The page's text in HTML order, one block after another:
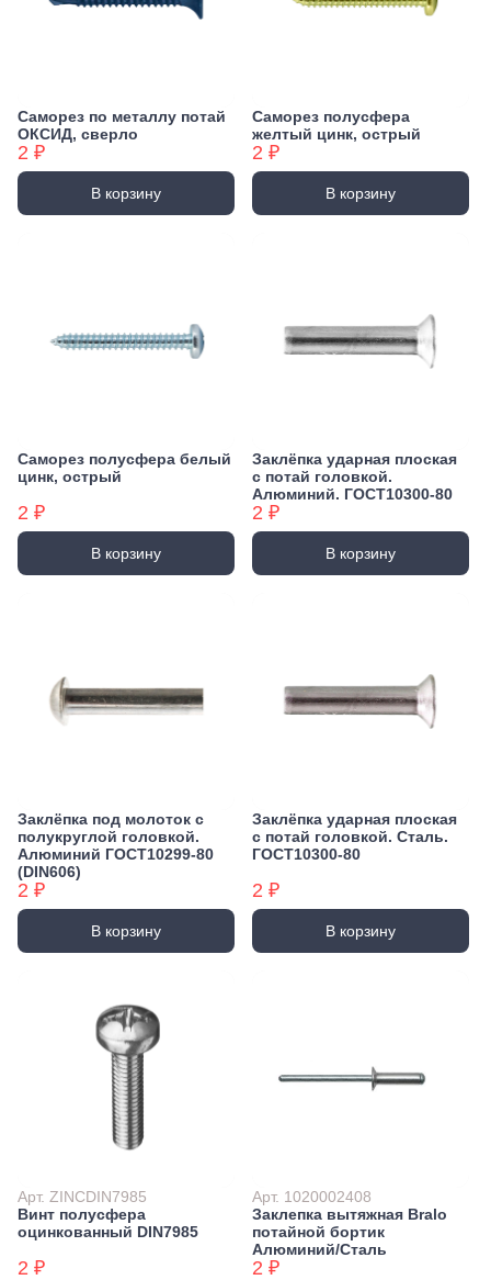
Саморез по металлу потай
ОКСИД, сверло
2 ₽
В корзину
Саморез полусфера
желтый цинк, острый
2 ₽
В корзину
Саморез полусфера белый
цинк, острый
2 ₽
В корзину
Заклёпка ударная плоская
с потай головкой.
Алюминий. ГОСТ10300-80
2 ₽
В корзину
Заклёпка под молоток с
полукруглой головкой.
Алюминий ГОСТ10299-80
(DIN606)
2 ₽
В корзину
Заклёпка ударная плоская
с потай головкой. Сталь.
ГОСТ10300-80
2 ₽
В корзину
Арт. ZINCDIN7985
Винт полусфера
оцинкованный DIN7985
2 ₽
Арт. 1020002408
Заклепка вытяжная Bralo
потайной бортик
Алюминий/Сталь
2 ₽